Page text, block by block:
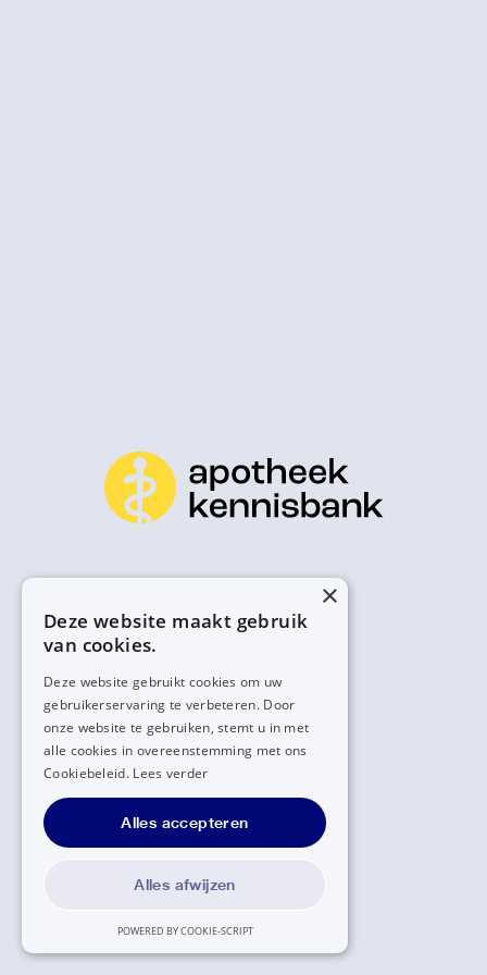
×
Deze website maakt gebruik
van cookies.
Deze website gebruikt cookies om uw
gebruikerservaring te verbeteren. Door
onze website te gebruiken, stemt u in met
alle cookies in overeenstemming met ons
Cookiebeleid. Lees verder
Alles accepteren
Alles afwijzen
POWERED BY COOKIE-SCRIPT